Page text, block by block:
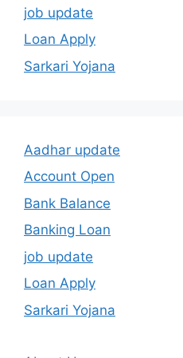
job update
Loan Apply
Sarkari Yojana
Aadhar update
Account Open
Bank Balance
Banking Loan
job update
Loan Apply
Sarkari Yojana